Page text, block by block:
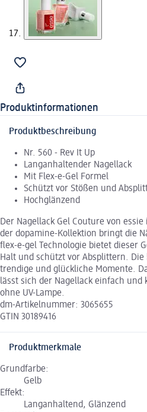
Produktinformationen
Produktbeschreibung
Nr. 560 - Rev It Up
Langanhaltender Nagellack
Mit Flex-e-Gel Formel
Schützt vor Stößen und
Hochglänzend
Der Nagellack Gel Couture von
der dopamine-Kollektion bringt die
flex-e-gel Technologie bietet dieser
Halt und schützt vor Absplittern.
trendige und glückliche Momente.
lässt sich der Nagellack einfach
ohne UV-Lampe.
dm-Artikelnummer: 3065655
GTIN 30189416
Produktmerkmale
Grundfarbe:
Gelb
Effekt:
Langanhaltend, Glänzend